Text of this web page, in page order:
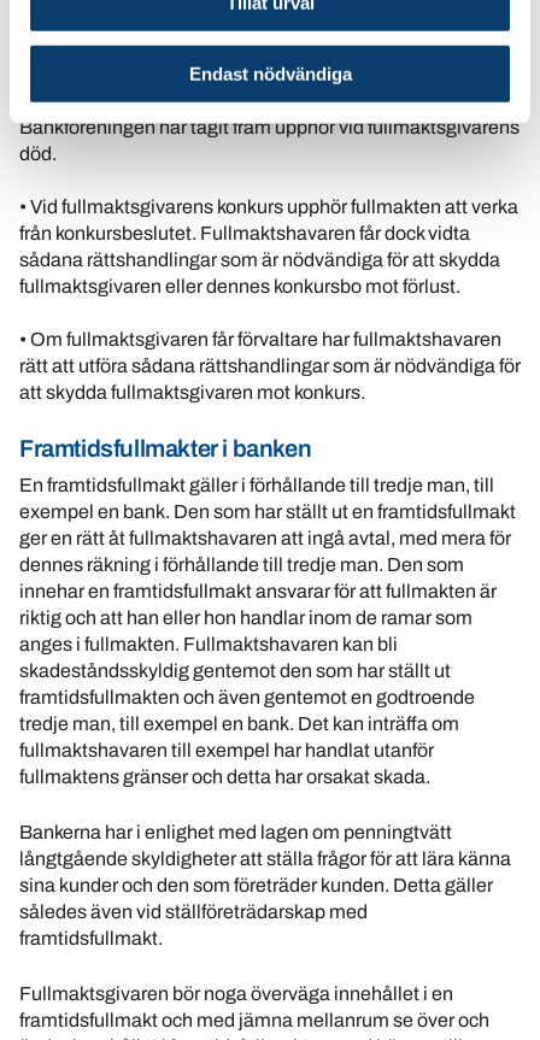
Endast nödvändiga
Fullmaktsgivarens dödsfall etc
• Om fullmaktsgivaren avlider fortsätter framtidsfullmakten
att gälla enligt lag, om fullmaktsgivaren inte angivit annat i
fullmakten. Observera att den mall Svenska
Bankföreningen har tagit fram upphör vid fullmaktsgivarens
död.
• Vid fullmaktsgivarens konkurs upphör fullmakten att verka
från konkursbeslutet. Fullmaktshavaren får dock vidta
sådana rättshandlingar som är nödvändiga för att skydda
fullmaktsgivaren eller dennes konkursbo mot förlust.
• Om fullmaktsgivaren får förvaltare har fullmaktshavaren
rätt att utföra sådana rättshandlingar som är nödvändiga för
att skydda fullmaktsgivaren mot konkurs.
Framtidsfullmakter i banken
En framtidsfullmakt gäller i förhållande till tredje man, till
exempel en bank. Den som har ställt ut en framtidsfullmakt
ger en rätt åt fullmaktshavaren att ingå avtal, med mera för
dennes räkning i förhållande till tredje man. Den som
innehar en framtidsfullmakt ansvarar för att fullmakten är
riktig och att han eller hon handlar inom de ramar som
anges i fullmakten. Fullmaktshavaren kan bli
skadeståndsskyldig gentemot den som har ställt ut
framtidsfullmakten och även gentemot en godtroende
tredje man, till exempel en bank. Det kan inträffa om
fullmaktshavaren till exempel har handlat utanför
fullmaktens gränser och detta har orsakat skada.
Bankerna har i enlighet med lagen om penningtvätt
långtgående skyldigheter att ställa frågor för att lära känna
sina kunder och den som företräder kunden. Detta gäller
således även vid ställföreträdarskap med
framtidsfullmakt.
Fullmaktsgivaren bör noga överväga innehållet i en
framtidsfullmakt och med jämna mellanrum se över och